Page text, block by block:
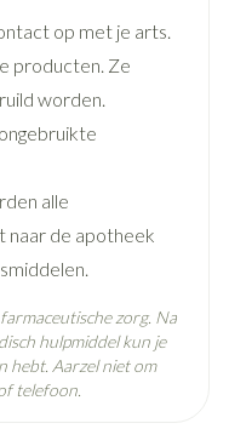
(15°C - 25°C)
op met je arts.
producten. Ze
worden.
alle
naar de apotheek
zorg. Na
hulpmiddel kun je
hebt. Aarzel niet om
telefoon.